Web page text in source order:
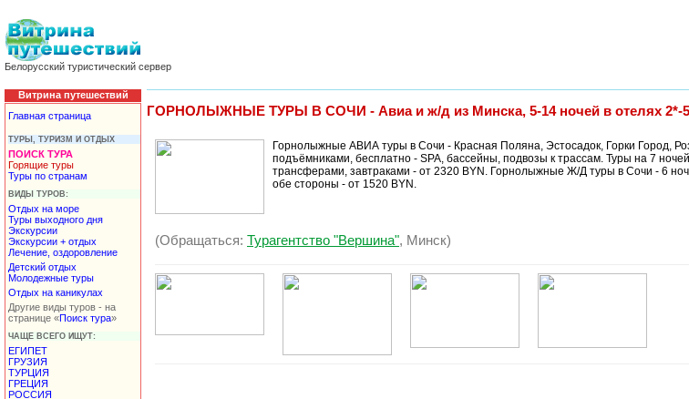
Белорусский туристический сервер
Витрина путешествий
Главная страница
ТУРЫ, ТУРИЗМ И ОТДЫХ
ПОИСК ТУРА
Горящие туры
Туры по странам
ВИДЫ ТУРОВ:
Отдых на море
Туры выходного дня
Экскурсии
Экскурсии + отдых
Лечение, оздоровление
Детский отдых
Молодежные туры
Отдых на каникулах
Другие виды туров - на
странице «Поиск тура»
ЧАЩЕ ВСЕГО ИЩУТ:
ЕГИПЕТ
ГРУЗИЯ
ТУРЦИЯ
ГРЕЦИЯ
РОССИЯ
ГОРНОЛЫЖНЫЕ ТУРЫ В СОЧИ - Авиа и ж/д из Минска, 5-14 ночей в отелях 2*-
Горнолыжные АВИА туры в Сочи - Красная Поляна, Эстосадок, Горки Город,
подъёмниками, бесплатно - SPA, бассейны, подвозы к трассам. Туры на 7
трансферами, завтраками - от 2320 BYN. Горнолыжные Ж/Д туры в Сочи - 6
обе стороны - от 1520 BYN.
(Обращаться: Турагентство "Вершина", Минск)